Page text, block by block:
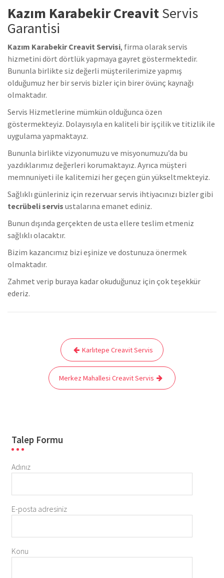
Kazım Karabekir CreavitServis
Garantisi
Kazım Karabekir Creavit Servisi, firma olarak servis
hizmetini dört dörtlük yapmaya gayret göstermektedir.
Bununla birlikte siz değerli müşterilerimize yapmış
olduğumuz her bir servis bizler için birer övünç kaynağı
olmaktadır.
Servis Hizmetlerine mümkün olduğunca özen
göstermekteyiz. Dolayısıyla en kaliteli bir işçilik ve titizlik ile
uygulama yapmaktayız.
Bununla birlikte vizyonumuzu ve misyonumuzu’da bu
yazdıklarımız değerleri korumaktayız. Ayrıca müşteri
memnuniyeti ile kalitemizi her geçen gün yükseltmekteyiz.
Sağlıklı günleriniz için rezervuar servis ihtiyacınızı bizler gibi
tecrübeli servis ustalarına emanet ediniz.
Bunun dışında gerçekten de usta ellere teslim etmeniz
sağlıklı olacaktır.
Bizim kazancımız bizi eşinize ve dostunuza önermek
olmaktadır.
Zahmet verip buraya kadar okuduğunuz için çok teşekkür
ederiz.
gezinmesi
Karlıtepe Creavit Servis
Merkez Mahallesi Creavit Servis
Talep Formu
Adınız
E-posta adresiniz
Konu